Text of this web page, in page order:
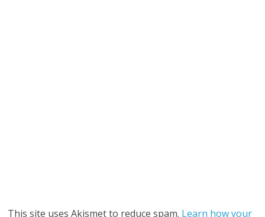
This site uses Akismet to reduce spam. Learn how your